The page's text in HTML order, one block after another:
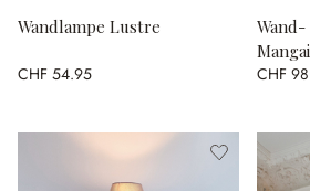
Wandlampe Lustre
CHF 54.95
CHF